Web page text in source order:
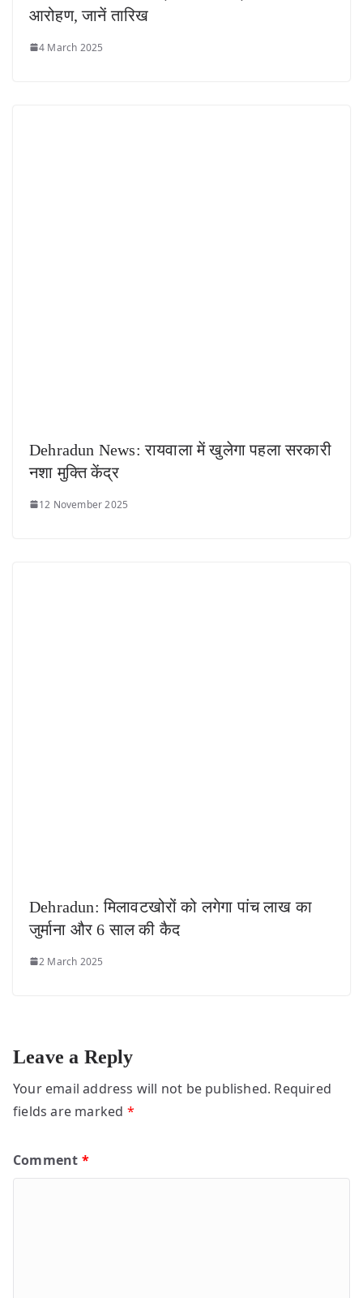
आरोहण, जानें तारिख
4 March 2025
Dehradun News: रायवाला में खुलेगा पहला सरकारी
नशा मुक्ति केंद्र
12 November 2025
Dehradun: मिलावटखोरों को लगेगा पांच लाख का
जुर्माना और 6 साल की कैद
2 March 2025
Leave a Reply
Your email address will not be published. Required
fields are marked *
Comment *